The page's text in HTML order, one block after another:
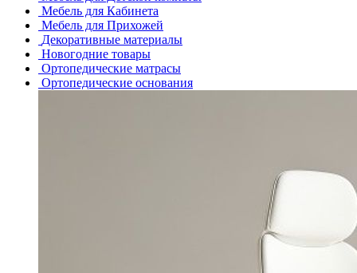
Мебель для Кабинета
Мебель для Прихожей
Декоративные материалы
Новогодние товары
Ортопедические матрасы
Ортопедические основания